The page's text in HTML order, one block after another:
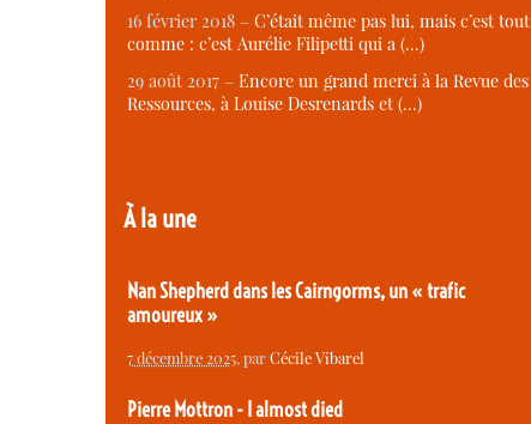
16 février 2018 – C’était même pas lui, mais c’est tout
comme : c’est Aurélie Filipetti qui a (…)
29 août 2017 – Encore un grand merci à la Revue des
Ressources, à Louise Desrenards et (…)
À la une
Nan Shepherd dans les Cairngorms, un « trafic
amoureux »
7 décembre 2025, parCécile Vibarel
Pierre Mottron - I almost died